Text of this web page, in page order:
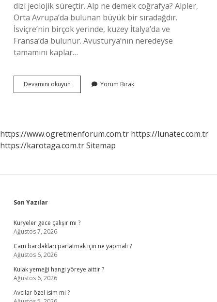
dizi jeolojik süreçtir. Alp ne demek coğrafya? Alpler,
Orta Avrupa’da bulunan büyük bir sıradağdır.
İsviçre’nin birçok yerinde, kuzey İtalya’da ve
Fransa’da bulunur. Avusturya’nın neredeyse
tamamını kaplar…
Devamını okuyun
Himalaya
Yorum Bırak
https://www.ogretmenforum.com.tr https://lunatec.com.tr
https://karotaga.com.trSitemap
Sidebar
Son Yazılar
Kuryeler gece çalışır mı ?
Ağustos 7, 2026
Cam bardakları parlatmak için ne yapmalı ?
Ağustos 6, 2026
Kulak yemeği hangi yöreye aittir ?
Ağustos 6, 2026
Avcılar özel isim mi ?